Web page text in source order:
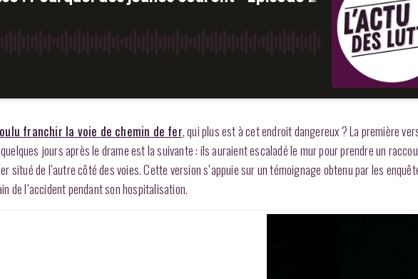
franchir la voie de chemin de fer, qui plus est à cet endroit dangereux ? La première
jours après le drame est la suivante : ils auraient escaladé le mur pour prendre un
situé de l’autre côté des voies. Cette version s’appuie sur un témoignage obtenu par les
de l’accident pendant son hospitalisation.